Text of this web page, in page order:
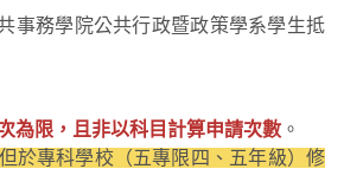
事務學院公共行政暨政策學系學生抵
為限，且非以科目計算申請次數 。
於專科學校（五專限四、五年級）修